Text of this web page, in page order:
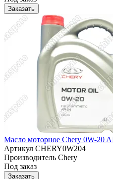
Заказать
Масло моторное Chery 0W-20
Артикул CHERY0W204
Производитель Chery
Под заказ
Заказать